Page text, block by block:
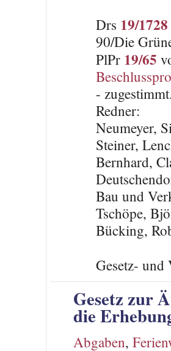
Drs 19/1728
90/Die
PlPr 19/65
-
Redner:
Neumeyer,
Steiner,
Bernhard,
Bau und
Tschöpe,
Bücking,
Gesetz-
Gesetz zur
die
Abgaben,